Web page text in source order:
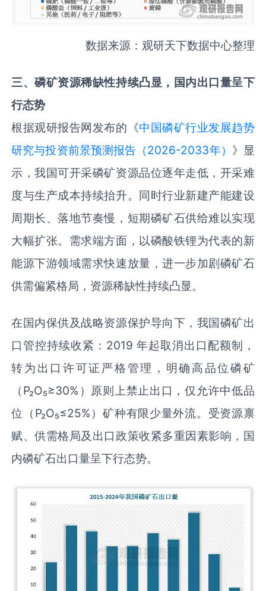
数据来源：观研天下数据中心整理
三、磷矿资源稀缺性持续凸显，国内出口量呈下
行态势
根据观研报告网发布的《中国磷矿行业发展趋势
研究与投资前景预测报告（2026-2033年） 》显
示，我国可开采磷矿资源品位逐年走低，开采难
度与生产成本持续抬升。同时行业新建产能建设
周期长、落地节奏慢，短期磷矿石供给难以实现
大幅扩张。需求端方面，以磷酸铁锂为代表的新
能源下游领域需求快速放量，进一步加剧磷矿石
供需偏紧格局，资源稀缺性持续凸显。
在国内保供及战略资源保护导向下，我国磷矿出
口管控持续收紧：2019 年起取消出口配额制，
转为出口许可证严格管理，明确高品位磷矿
（P₂O₅≥30%）原则上禁止出口，仅允许中低品
位（P₂O₅≤25%）矿种有限少量外流。受资源禀
赋、供需格局及出口政策收紧多重因素影响，国
内磷矿石出口量呈下行态势。